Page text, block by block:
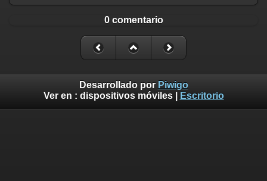
0 comentario
Desarrollado por Piwigo
Ver en : dispositivos móviles| Escritorio